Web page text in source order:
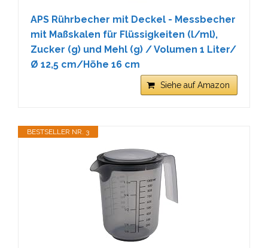
APS Rührbecher mit Deckel - Messbecher
mit Maßskalen für Flüssigkeiten (l/ml),
Zucker (g) und Mehl (g) / Volumen 1 Liter/
Ø 12,5 cm/Höhe 16 cm
Siehe auf Amazon
BESTSELLER NR. 3